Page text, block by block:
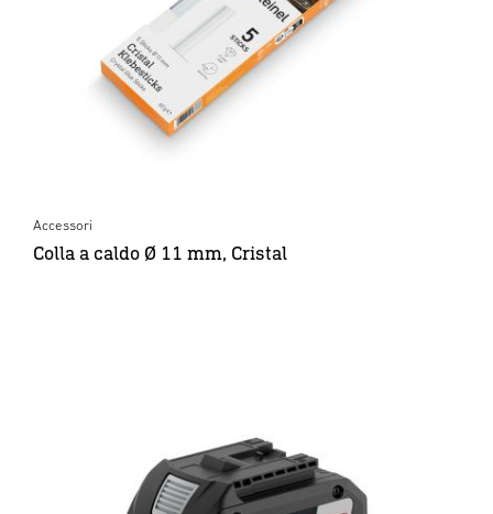
Accessori
Colla a caldo Ø 11 mm, Cristal